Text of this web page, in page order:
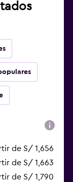
de S/ 1,656
de S/ 1,663
de S/ 1,790